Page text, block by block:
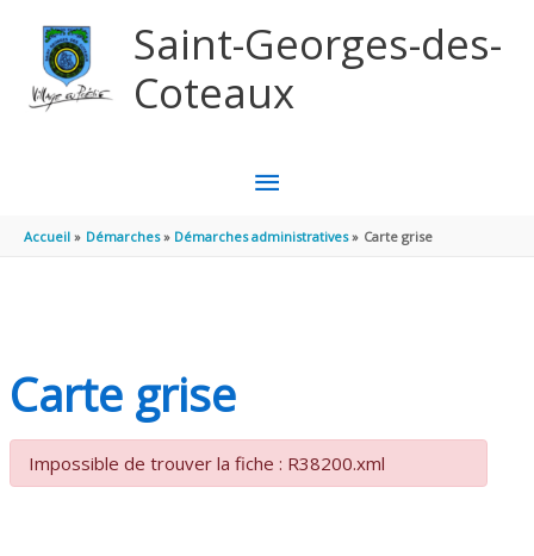
Saint-Georges-des-
Coteaux
MENU
PRINCIPAL
Accueil Démarches Démarches administratives Carte grise
Carte grise
Impossible de trouver la fiche : R38200.xml